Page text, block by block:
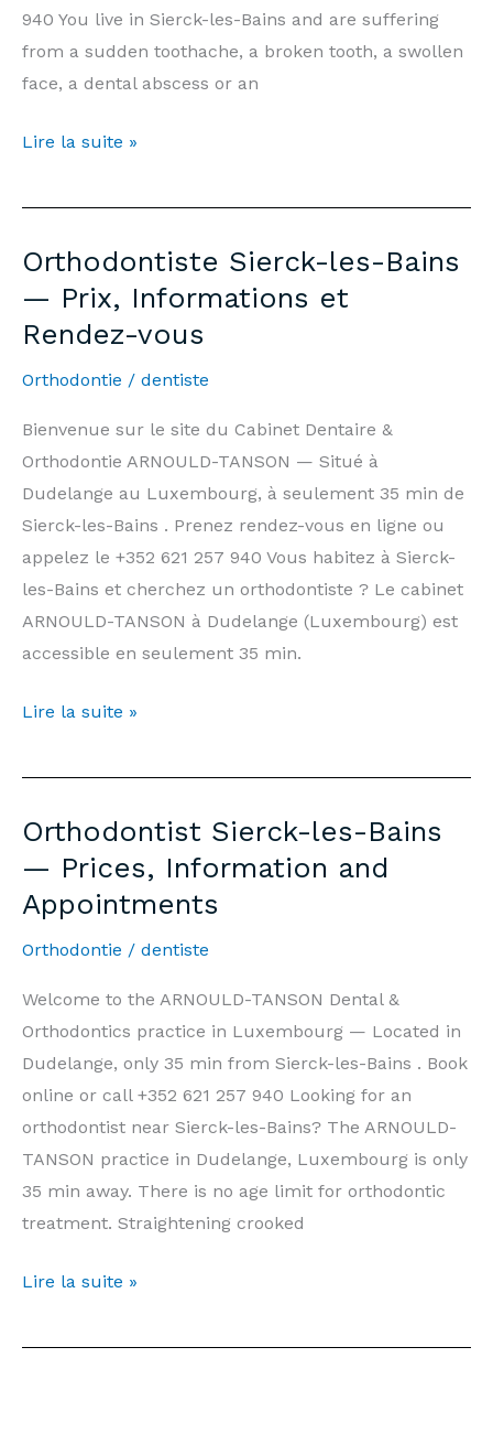
Tanson
Luxembourg
940 You live in Sierck-les-Bains and are suffering
from a sudden toothache, a broken tooth, a swollen
face, a dental abscess or an
Emergency
Sierck-
Bains
—
7
&
Public
Holidays
|
Arnould-
Tanson
Practice
Luxembourg
Lire la suite »
Orthodontiste Sierck-les-Bains
— Prix, Informations et
Rendez-vous
Orthodontie / dentiste
Bienvenue sur le site du Cabinet Dentaire &
Orthodontie ARNOULD-TANSON — Situé à
Dudelange au Luxembourg, à seulement 35 min de
Sierck-les-Bains . Prenez rendez-vous en ligne ou
appelez le +352 621 257 940 Vous habitez à Sierck-
les-Bains et cherchez un orthodontiste ? Le cabinet
ARNOULD-TANSON à Dudelange (Luxembourg) est
accessible en seulement 35 min.
Orthodontiste
les-
—
Prix,
Informations
vous
Lire la suite »
Orthodontist Sierck-les-Bains
— Prices, Information and
Appointments
Orthodontie / dentiste
Welcome to the ARNOULD-TANSON Dental &
Orthodontics practice in Luxembourg — Located in
Dudelange, only 35 min from Sierck-les-Bains . Book
online or call +352 621 257 940 Looking for an
orthodontist near Sierck-les-Bains? The ARNOULD-
TANSON practice in Dudelange, Luxembourg is only
35 min away. There is no age limit for orthodontic
treatment. Straightening crooked
Orthodontist
les-
Lire la suite »